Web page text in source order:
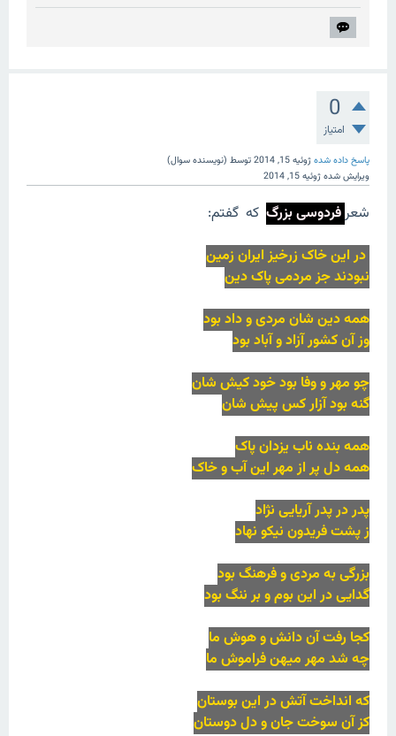
0
امتیاز
پاسخ داده شدهژوئیه 15, 2014 توسط (نویسنده سوال)
ویرایش شدهژوئیه 15, 2014
شعرفردوسی بزرگ که گفتم:
در این خاک زرخیز ایران زمین
نبودند جز مردمی پاک دین
همه دین شان مردی و داد بود
وز آن کشور آزاد و آباد بود
چو مهر و وفا بود خود کیش شان
گنه بود آزار کس پیش شان
همه بنده ناب یزدان پاک
همه دل پر از مهر این آب و خاک
پدر در پدر آریایی نژاد
ز پشت فریدون نیکو نهاد
بزرگی به مردی و فرهنگ بود
گدایی در این بوم و بر ننگ بود
کجا رفت آن دانش و هوش ما
چه شد مهر میهن فراموش ما
که انداخت آتش در این بوستان
کز آن سوخت جان و دل دوستان